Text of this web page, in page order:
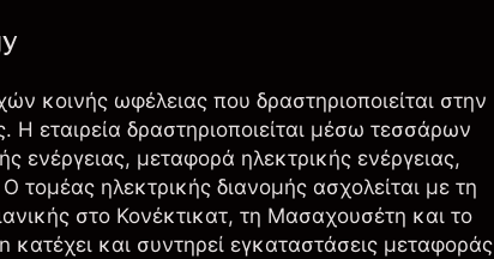
κοινής ωφέλειας που δραστηριοποιείται στην
εταιρεία δραστηριοποιείται μέσω τεσσάρων
ενέργειας, μεταφορά ηλεκτρικής ενέργειας,
τομέας ηλεκτρικής διανομής ασχολείται με τη
στο Κονέκτικατ, τη Μασαχουσέτη και το
και συντηρεί εγκαταστάσεις μεταφοράς